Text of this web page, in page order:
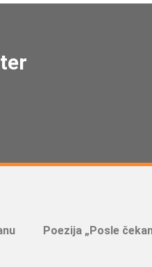
Poezija „Posle